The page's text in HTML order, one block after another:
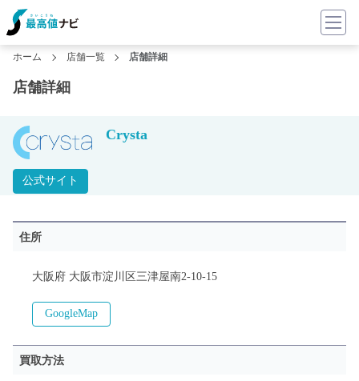
ホーム 店舗一覧 店舗詳細
店舗詳細
公式サイト
Crysta
住所
大阪府 大阪市淀川区三津屋南2-10-15
GoogleMap
買取方法